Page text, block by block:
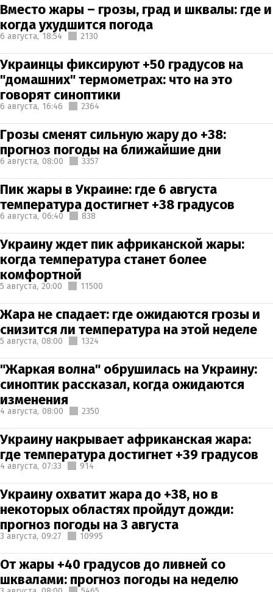
Вместо жары – грозы, град и шквалы: где и
когда ухудшится погода
6 августа, 18:54 2130
Украинцы фиксируют +50 градусов на
"домашних" термометрах: что на это
говорят синоптики
6 августа, 16:46 2364
Грозы сменят сильную жару до +38:
прогноз погоды на ближайшие дни
6 августа, 08:00 3357
Пик жары в Украине: где 6 августа
температура достигнет +38 градусов
6 августа, 06:40 838
Украину ждет пик африканской жары:
когда температура станет более
комфортной
5 августа, 20:00 11500
Жара не спадает: где ожидаются грозы и
снизится ли температура на этой неделе
5 августа, 08:00 1324
"Жаркая волна" обрушилась на Украину:
синоптик рассказал, когда ожидаются
изменения
4 августа, 08:00 2350
Украину накрывает африканская жара:
где температура достигнет +39 градусов
4 августа, 07:33 914
Украину охватит жара до +38, но в
некоторых областях пройдут дожди:
прогноз погоды на 3 августа
3 августа, 09:27 10995
От жары +40 градусов до ливней со
шквалами: прогноз погоды на неделю